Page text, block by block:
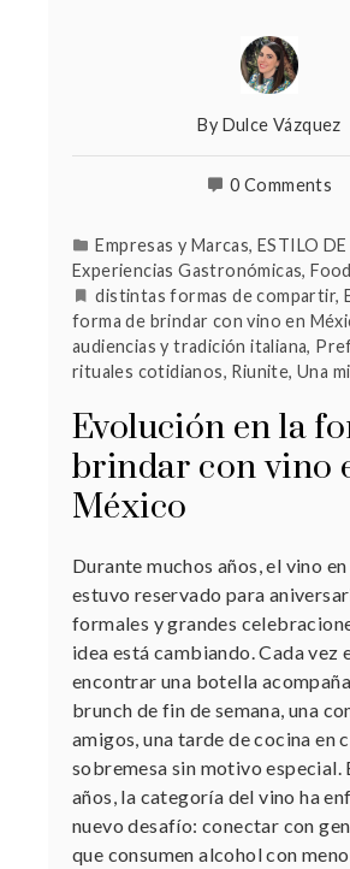
By Dulce Vázquez
0 Comments
Empresas y Marcas,ESTILO
Experiencias Gastronómicas,
distintas formas de compartir,
forma de brindar con vino en
audiencias y tradición italiana,
rituales cotidianos, Riunite,Una
Evolución en la
brindar con vino
México
Durante muchos años, el vino
estuvo reservado para
formales y grandes
idea está cambiando. Cada vez
encontrar una botella
brunch de fin de semana, una
amigos, una tarde de cocina en
sobremesa sin motivo especial.
años, la categoría del vino ha
nuevo desafío: conectar con
que consumen alcohol con